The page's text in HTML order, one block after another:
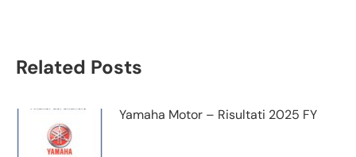
Related Posts
Yamaha Motor – Risultati 2025 FY